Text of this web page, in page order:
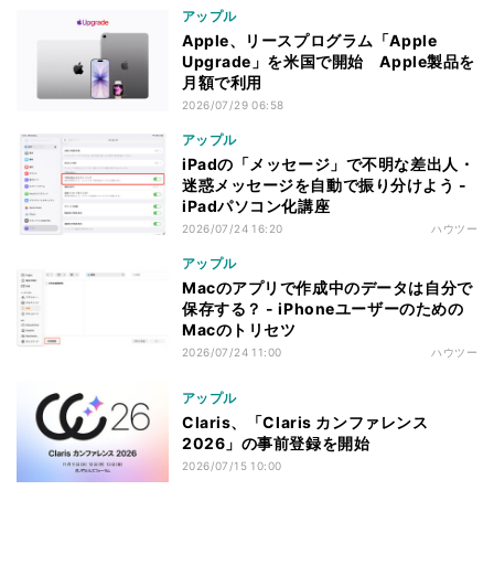
アップル
Apple、リースプログラム「Apple
Upgrade」を米国で開始 Apple製品を
月額で利用
2026/07/29 06:58
アップル
iPadの「メッセージ」で不明な差出人・
迷惑メッセージを自動で振り分けよう -
iPadパソコン化講座
2026/07/24 16:20 ハウツー
アップル
Macのアプリで作成中のデータは自分で
保存する？ - iPhoneユーザーのための
Macのトリセツ
2026/07/24 11:00 ハウツー
アップル
Claris、「Claris カンファレンス
2026」の事前登録を開始
2026/07/15 10:00